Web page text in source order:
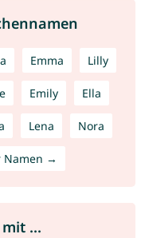
Emma Lilly
Emily Ella
Lena Nora
Namen →
...